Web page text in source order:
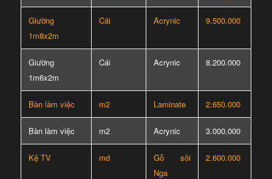
Giường
1m8x2m
Cái Acrynic 9.500.000
Giường
1m6x2m
Cái Acrynic 8.200.000
Bàn làm việc m2 Laminate 2.650.000
Bàn làm việc m2 Acrynic 3.000.000
Kệ TV md
Gỗ sồi
Nga
2.600.000